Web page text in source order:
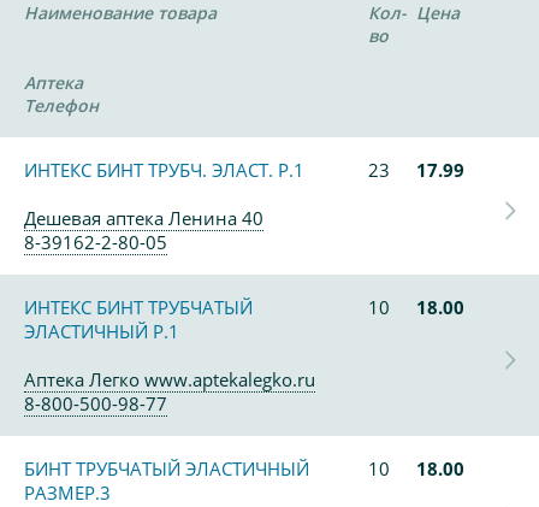
Наименование товара
Кол-
во
Цена
Аптека
Телефон
ИНТЕКС БИНТ ТРУБЧ. ЭЛАСТ. Р.1 23
17.99
Дешевая аптека Ленина 40
8-39162-2-80-05
ИНТЕКС БИНТ ТРУБЧАТЫЙ
ЭЛАСТИЧНЫЙ Р.1
10 18.00
Аптека Легко www.aptekalegko.ru
8-800-500-98-77
БИНТ ТРУБЧАТЫЙ ЭЛАСТИЧНЫЙ
РАЗМЕР.3
10 18.00